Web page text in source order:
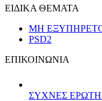
ΕΙΔΙΚΑ ΘΕΜΑΤΑ
ΜΗ
PSD2
ΕΠΙΚΟΙΝΩΝΙΑ
ΣΥΧΝΕΣ